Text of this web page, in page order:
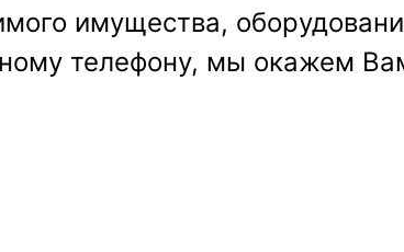
имущества,
телефону, мы окажем